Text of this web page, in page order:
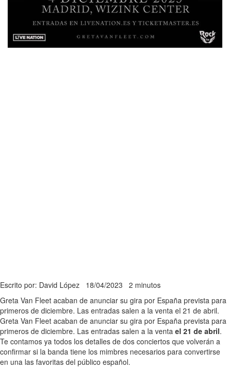
Escrito por: David López 18/04/2023 2 minutos
Greta Van Fleet acaban de anunciar su gira por España prevista para
primeros de diciembre. Las entradas salen a la venta el 21 de abril.
Greta Van Fleet acaban de anunciar su gira por España prevista para
primeros de diciembre. Las entradas salen a la venta el 21 de abril.
Te contamos ya todos los detalles de dos conciertos que volverán a
confirmar si la banda tiene los mimbres necesarios para convertirse
en una las favoritas del público español.